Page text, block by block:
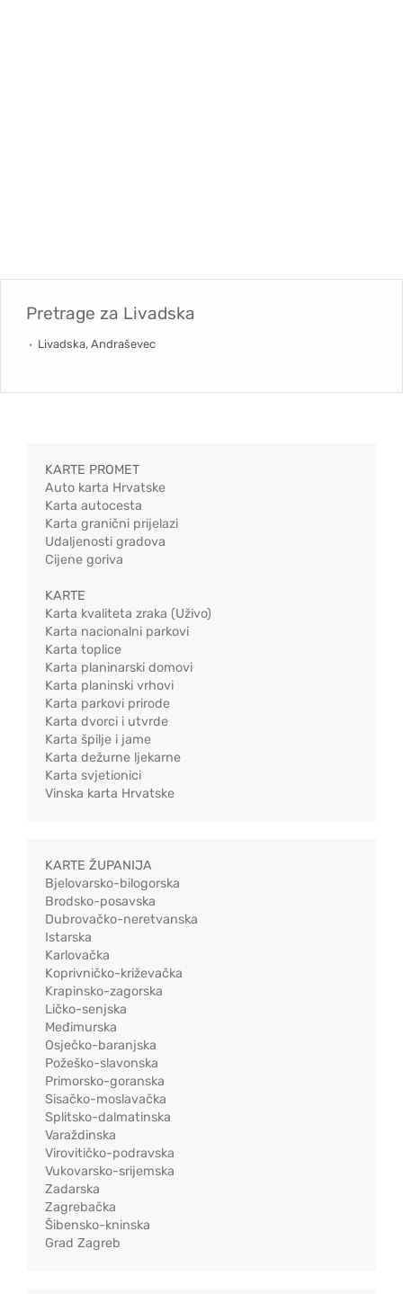
Pretrage za Livadska
Livadska, Andraševec
KARTE PROMET
Auto karta Hrvatske
Karta autocesta
Karta granični prijelazi
Udaljenosti gradova
Cijene goriva
KARTE
Karta kvaliteta zraka (Uživo)
Karta nacionalni parkovi
Karta toplice
Karta planinarski domovi
Karta planinski vrhovi
Karta parkovi prirode
Karta dvorci i utvrde
Karta špilje i jame
Karta dežurne ljekarne
Karta svjetionici
Vinska karta Hrvatske
KARTE ŽUPANIJA
Bjelovarsko-bilogorska
Brodsko-posavska
Dubrovačko-neretvanska
Istarska
Karlovačka
Koprivničko-križevačka
Krapinsko-zagorska
Ličko-senjska
Međimurska
Osječko-baranjska
Požeško-slavonska
Primorsko-goranska
Sisačko-moslavačka
Splitsko-dalmatinska
Varaždinska
Virovitičko-podravska
Vukovarsko-srijemska
Zadarska
Zagrebačka
Šibensko-kninska
Grad Zagreb